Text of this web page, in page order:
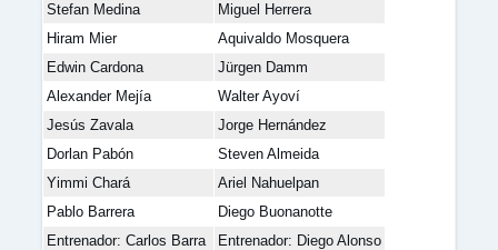
Stefan Medina
Miguel Herrera
Hiram Mier
Aquivaldo Mosquera
Edwin Cardona
Jürgen Damm
Alexander Mejía
Walter Ayoví
Jesús Zavala
Jorge Hernández
Dorlan Pabón
Steven Almeida
Yimmi Chará
Ariel Nahuelpan
Pablo Barrera
Diego Buonanotte
Entrenador: Carlos Barra
Entrenador: Diego Alonso